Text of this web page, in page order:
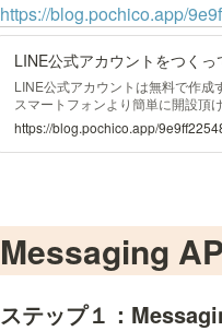
https://blog.pochico.app/
LINE公式アカウントをつく
LINE公式アカウントは無料で作
スマートフォンより簡単に開設頂
＞LINE公式アカウント 公式サ...
https://blog.pochico.app/
Messaging
ステップ１：